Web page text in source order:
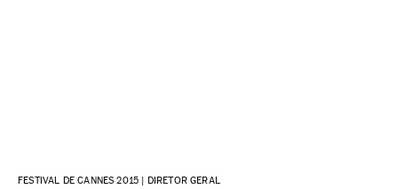
FESTIVAL DE CANNES 2015 | DIRETOR GERAL